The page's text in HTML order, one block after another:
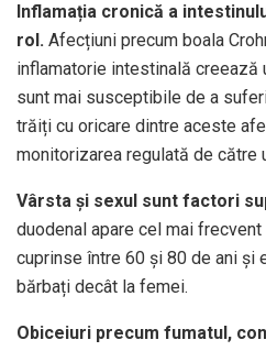
Inflamația cronică a
rol. Afecțiuni precum boala
inflamatorie intestinală creează
sunt mai susceptibile de a
trăiți cu oricare dintre aceste
monitorizarea regulată de către
Vârsta și sexul sunt factori
duodenal apare cel mai
cuprinse între 60 și 80 de ani și
bărbați decât la femei.
Obiceiuri precum fumatul,